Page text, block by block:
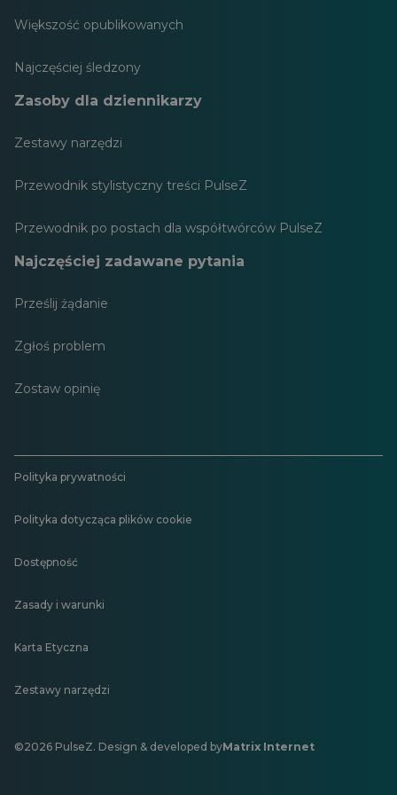
Większość opublikowanych
Najczęściej śledzony
Zasoby dla dziennikarzy
Zestawy narzędzi
Przewodnik stylistyczny treści PulseZ
Przewodnik po postach dla współtwórców PulseZ
Najczęściej zadawane pytania
Prześlij żądanie
Zgłoś problem
Zostaw opinię
Polityka prywatności
Polityka dotycząca plików cookie
Dostępność
Zasady i warunki
Karta Etyczna
Zestawy narzędzi
©2026 PulseZ. Design & developed byMatrix Internet
Otwiera